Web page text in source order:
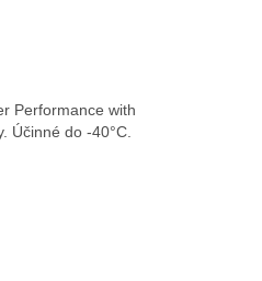
Performance with
Účinné do -40°C.